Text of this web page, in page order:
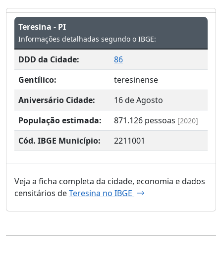
Teresina - PI
Informações detalhadas segundo o IBGE:
DDD da Cidade:
86
Gentílico:
teresinense
Aniversário Cidade:
16 de Agosto
População estimada:
871.126 pessoas [2020]
Cód. IBGE Município: 2211001
Veja a ficha completa da cidade, economia e dados
censitários deTeresina no IBGE